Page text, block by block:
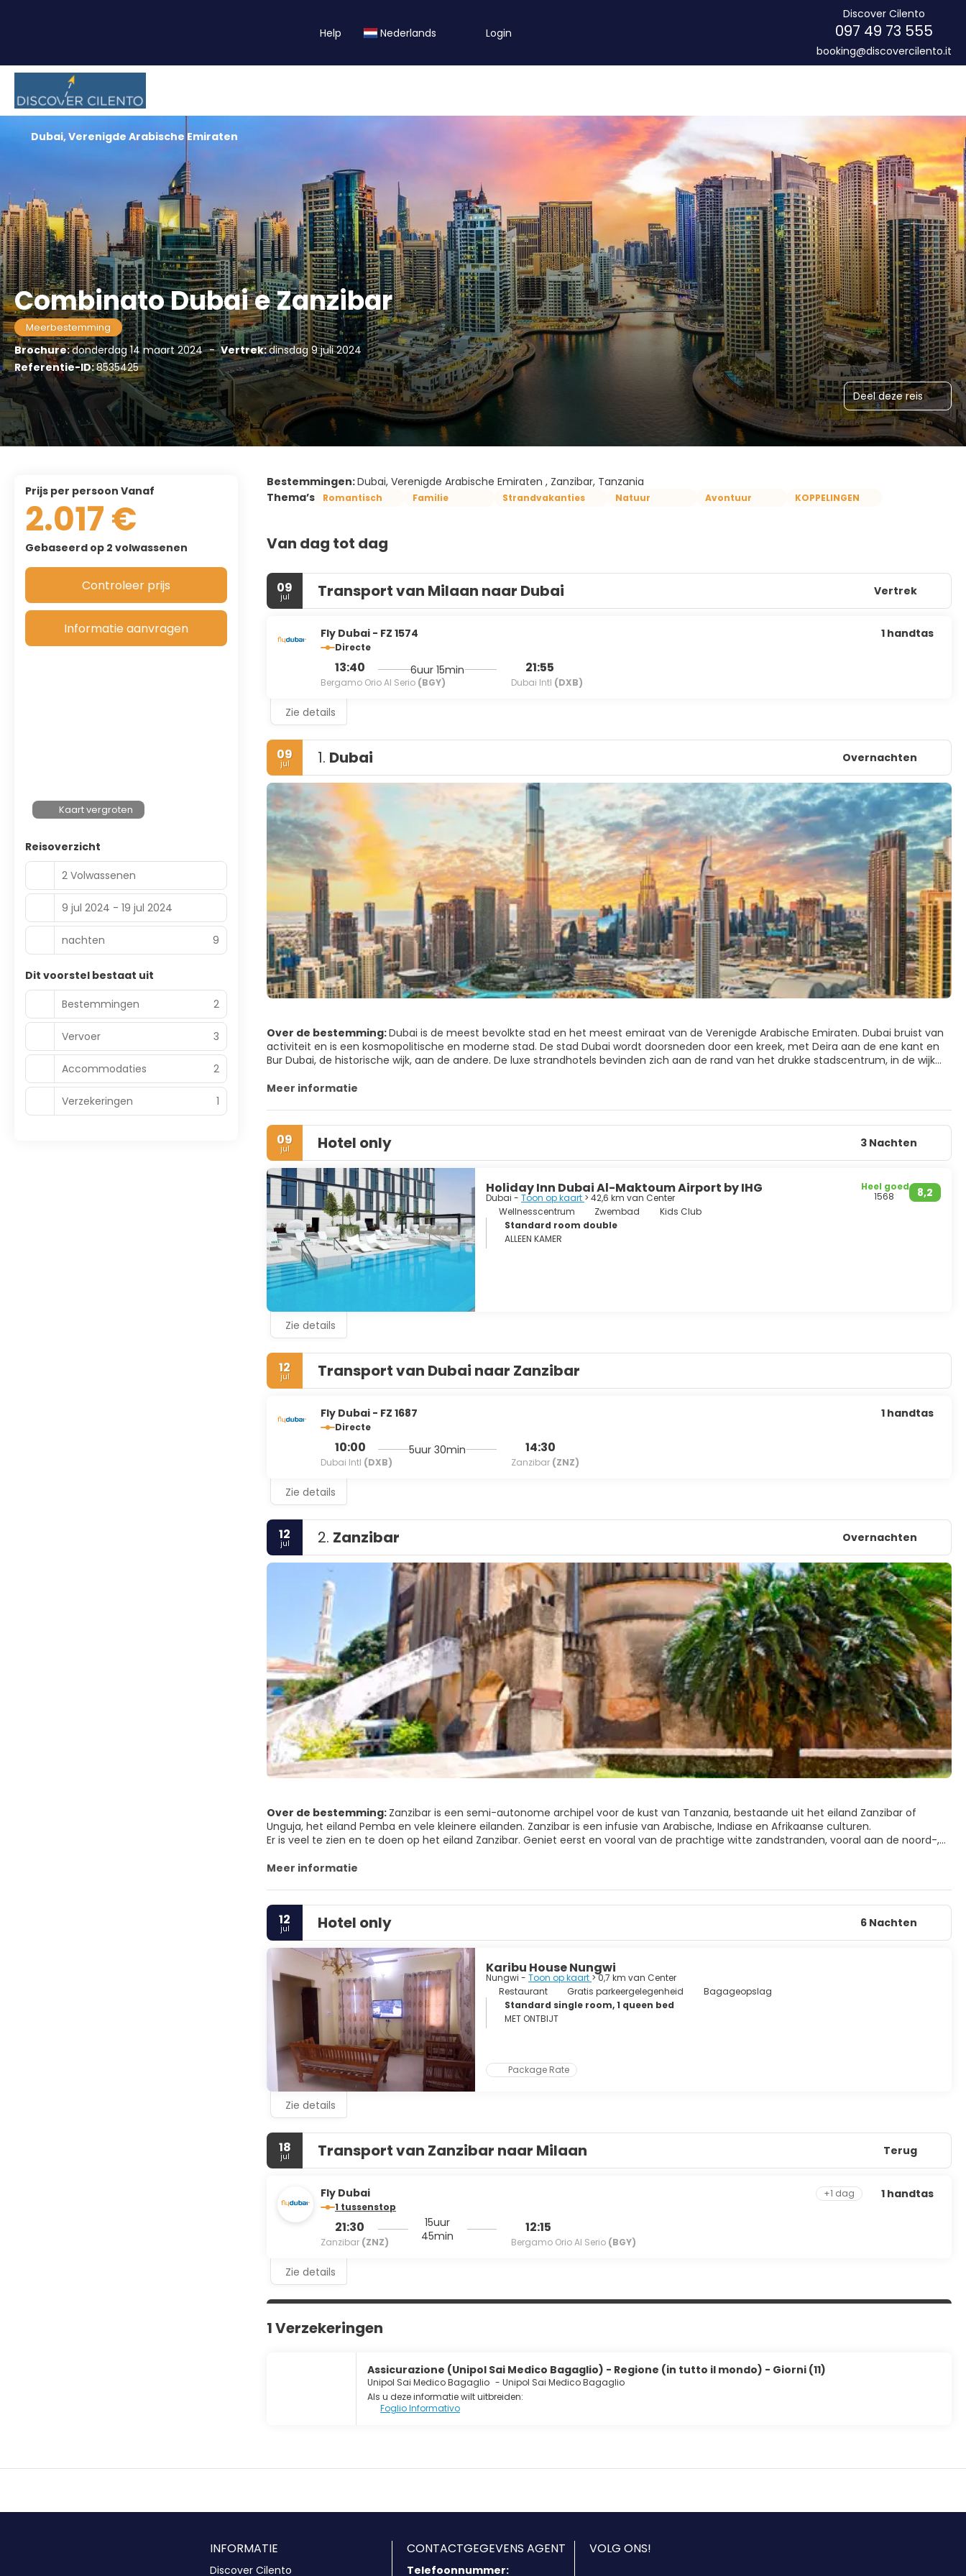
Help Nederlands Login
Discover Cilento
097 49 73 555
booking@discovercilento.it
Combinato Dubai e Zanzibar
Meerbestemming
Brochure:donderdag 14 maart 2024 - Vertrek:dinsdag 9 juli 2024
Referentie-ID:8535425
Deel deze reis
Dubai, Verenigde Arabische Emiraten
Bestemmingen:Dubai, Verenigde Arabische Emiraten , Zanzibar, Tanzania
Thema’s
Romantisch Familie Strandvakanties Natuur Avontuur KOPPELINGEN
Van dag tot dag
09
jul Transport van Milaan naar Dubai Vertrek
Fly Dubai - FZ 1574
Directe
13:40
Bergamo Orio Al Serio (BGY)
6uur 15min 21:55
Dubai Intl (DXB)
1 handtas
Zie details
09
jul 1. Dubai Overnachten
Over de bestemming:Dubai is de meest bevolkte stad en het meest emiraat van de Verenigde Arabische Emiraten. Dubai bruist van
activiteit en is een kosmopolitische en moderne stad. De stad Dubai wordt doorsneden door een kreek, met Deira aan de ene kant en
Bur Dubai, de historische wijk, aan de andere. De luxe strandhotels bevinden zich aan de rand van het drukke stadscentrum, in de wijk
gebouw ter wereld, fantastische stranden en luxe winkelcentra. De wijk Bastakiya, in het hart van de oude stad van Dubai, is nog steeds
traditioneel en ademt de sfeer van het verleden van Dubai. Hier vindt u traditionele Emirati-huizen, bruisende souks, musea, galerieën
en het enige overgebleven stuk van de oude stadsmuur van Dubai. Een andere belangrijke attractie in Dubai is de Jumeirah-moskee,
die, hoewel buiten de oude stad, een prachtig voorbeeld is van traditionele islamitische architectuur.
Dubai is een vooruitstrevende stad in constante ontwikkeling, maar heeft er tegelijkertijd in weten te slagen haar tradities en cultuur te
behouden. Je kunt dus gerust stellen dat Dubai een van de meest opwindende plekken ter wereld is.
Meer informatie
09
jul Hotel only 3 Nachten
Holiday Inn Dubai Al-Maktoum Airport by IHG
Dubai - Toon op kaart > 42,6 km van Center 8,2
Heel goed
1568
Wellnesscentrum
Zwembad
Kids Club
Standard room double
ALLEEN KAMER
Zie details
12
jul Transport van Dubai naar Zanzibar
Fly Dubai - FZ 1687
Directe
10:00
Dubai Intl (DXB)
5uur 30min 14:30
Zanzibar (ZNZ)
1 handtas
Zie details
12
jul 2. Zanzibar Overnachten
Over de bestemming: Zanzibar is een semi-autonome archipel voor de kust van Tanzania, bestaande uit het eiland Zanzibar of
Unguja, het eiland Pemba en vele kleinere eilanden. Zanzibar is een infusie van Arabische, Indiase en Afrikaanse culturen.
Er is veel te zien en te doen op het eiland Zanzibar. Geniet eerst en vooral van de prachtige witte zandstranden, vooral aan de noord-,
ook een dorpstour die over het hele eiland wordt aangeboden. De markt in Stone Town, de betoverende hoofdstad, is een van de
Beter dan Zanzibar wordt het niet. Prachtige stranden, historische architectuur, vriendelijke mensen en betaalbare diensten. Avonturen
Meer informatie
12
jul Hotel only 6 Nachten
Karibu House Nungwi
Nungwi - Toon op kaart > 0,7 km van Center
Restaurant
Gratis parkeergelegenheid
Bagageopslag
Standard single room, 1 queen bed
MET ONTBIJT
Package Rate
Zie details
18
jul Transport van Zanzibar naar Milaan Terug
Fly Dubai
1 tussenstop
21:30
Zanzibar (ZNZ)
15uur
45min
12:15
Bergamo Orio Al Serio (BGY)
+1 dag 1 handtas
Zie details
1 Verzekeringen
Assicurazione (Unipol Sai Medico Bagaglio) - Regione (in tutto il mondo) - Giorni (11)
Unipol Sai Medico Bagaglio - Unipol Sai Medico Bagaglio
Als u deze informatie wilt uitbreiden:
Foglio Informativo
prijs per persoon Vanaf
2.017 €
Gebaseerd op 2 volwassenen
Controleer prijs
Informatie aanvragen
Kaart vergroten
Reisoverzicht
2 Volwassenen
9 jul 2024 - 19 jul 2024
nachten 9
Dit voorstel bestaat uit
Bestemmingen
2
Vervoer 3
Accommodaties 2
Verzekeringen 1
INFORMATIE
Discover Cilento
CONTACTGEGEVENS AGENT
Telefoonnummer:
VOLG ONS!